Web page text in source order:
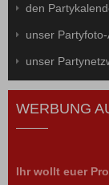
den
unser
unser
WERBUNG
Ihr wollt euer